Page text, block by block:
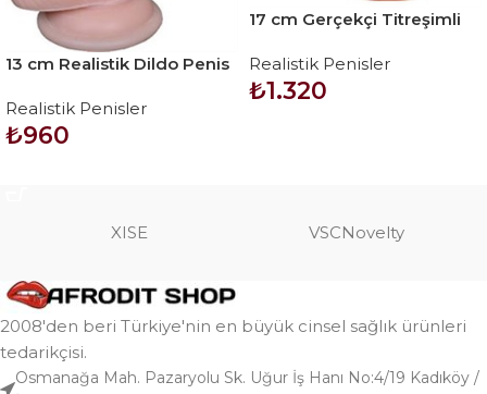
13 cm Realistik Dildo Penis
Realistik Penisler
₺960
17 cm Gerçekçi Titreşimli
Realistik Penisler
₺1.320
XISE VSCNovelty
2008'den beri Türkiye'nin en büyük cinsel sağlık ürünleri
tedarikçisi.
Osmanağa Mah. Pazaryolu Sk. Uğur İş Hanı No:4/19 Kadıköy /